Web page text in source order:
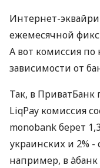
Интернет-
ежемесячной
А вот комиссия по
зависимости от
Так, в
LiqPay комиссия
monobank берет
украинских и 2% -
например, в àбанк